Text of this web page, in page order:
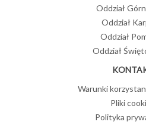
Oddział
Oddział
Oddział
Oddział
Warunki
Pliki
Polityka